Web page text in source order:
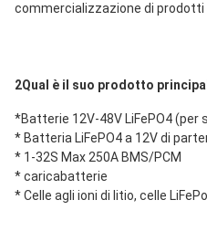
commercializzazione di prodotti
2Qual è il suo prodotto
*Batterie 12V-48V LiFePO4
* Batteria LiFePO4 a 12V di
* 1-32S Max 250A BMS/PCM
* caricabatterie
* Celle agli ioni di litio, celle